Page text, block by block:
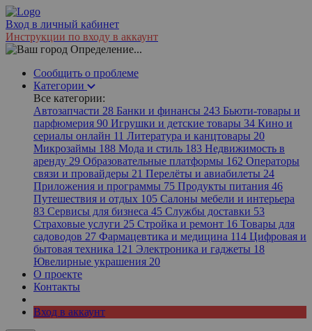
Вход в личный кабинет
Инструкции по входу в аккаунт
Определение...
Сообщить о проблеме
Категории
Все категории:
Автозапчасти 28 Банки и финансы 243 Бьюти-товары и
парфюмерия 90 Игрушки и детские товары 34 Кино и
сериалы онлайн 11 Литература и канцтовары 20
Микрозаймы 188 Мода и стиль 183 Недвижимость в
аренду 29 Образовательные платформы 162 Операторы
связи и провайдеры 21 Перелёты и авиабилеты 24
Приложения и программы 75 Продукты питания 46
Путешествия и отдых 105 Салоны мебели и интерьера
83 Сервисы для бизнеса 45 Службы доставки 53
Страховые услуги 25 Стройка и ремонт 16 Товары для
садоводов 27 Фармацевтика и медицина 114 Цифровая и
бытовая техника 121 Электроника и гаджеты 18
Ювелирные украшения 20
О проекте
Контакты
Вход в аккаунт